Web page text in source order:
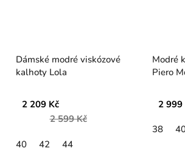
Dámské modré viskózové
kalhoty Lola
2 209 Kč
2 599 Kč
40 42 44
Modré
Piero
2 999
38